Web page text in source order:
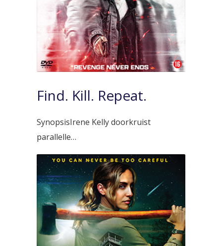
Find. Kill. Repeat.
SynopsisIrene Kelly doorkruist
parallelle…